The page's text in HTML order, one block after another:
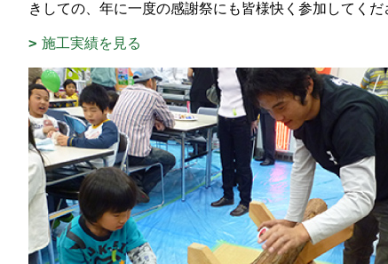
きしての、年に一度の感謝祭にも皆様快く参加してく
施工実績を見る